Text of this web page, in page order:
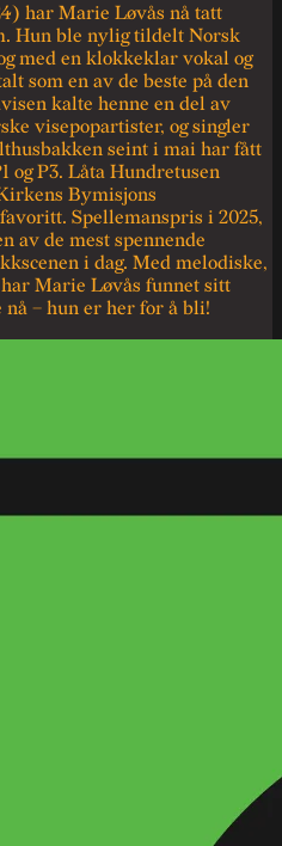
har Marie Løvås nå tatt
Hun ble nylig tildelt Norsk
med en klokkeklar vokal og
som en av de beste på den
kalte henne en del av
visepopartister, og singler
seint i mai har fått
og P3. Låta Hundretusen
Bymisjons
Spellemanspris i 2025,
av de mest spennende
i dag. Med melodiske,
Marie Løvås funnet sitt
– hun er her for å bli!